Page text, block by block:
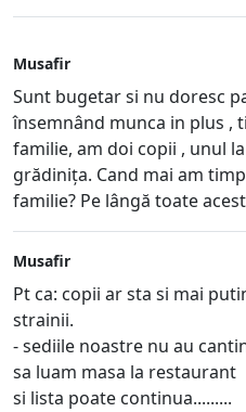
Musafir
Sunt bugetar si nu doresc
însemnând munca in plus ,
familie, am doi copii , unul
grădinița. Cand mai am
familie? Pe lângă toate
Musafir
Pt ca: copii ar sta si mai
strainii.
- sediile noastre nu au
sa luam masa la restaurant
si lista poate continua.........